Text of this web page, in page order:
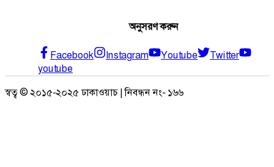
অনুসরণ করুন
Facebook Instagram Youtube
Twitter
youtube
স্বত্ব © ২০১৫-২০২৫ ঢাকাওয়াচ | নিবন্ধন নং- ১৬৬